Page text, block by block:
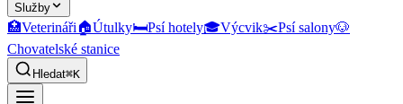
Služby
🏥Veterináři🏠Útulky🛏️Psí hotely🎓Výcvik✂️Psí salony🐶
Chovatelské stanice
Hledat⌘K